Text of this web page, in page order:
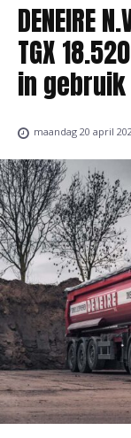
DENEIRE
TGX
in gebruik
maandag 20 april